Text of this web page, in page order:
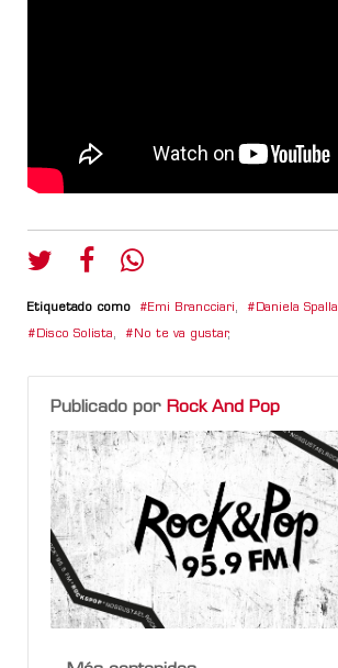
Etiquetado como Emi Brancciari, Daniela Spalla
Disco Solista, No te va gustar,
Publicado por Rock And Pop